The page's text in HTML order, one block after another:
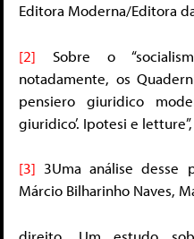
Editora Moderna/Editora
[2] Sobre o
notadamente, os
pensiero giuridico
giuridico’. Ipotesi e
[3] 3Uma análise desse
Márcio Bilharinho Naves,